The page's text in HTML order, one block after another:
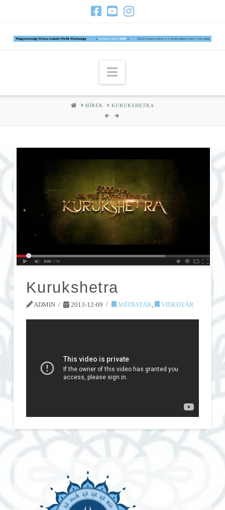
Navigation
HOMEHÍREK KURUKSHETRA
Kurukshetra
ADMIN 2013-12-09 MÉDIATÁR, VIDEÓTÁR